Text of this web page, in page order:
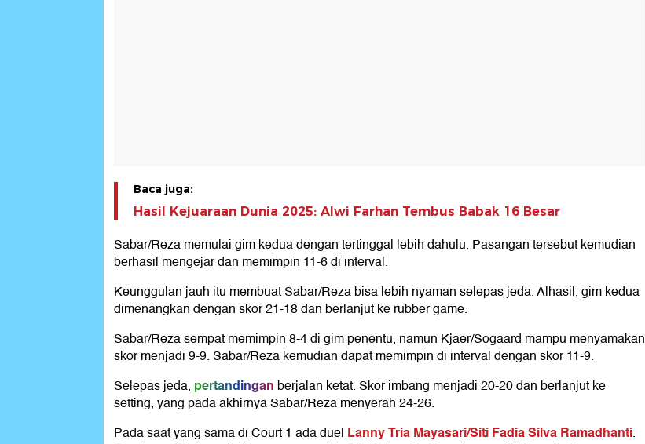
Baca juga:
Hasil Kejuaraan Dunia 2025: Alwi Farhan Tembus Babak 16 Besar
Sabar/Reza memulai gim kedua dengan tertinggal lebih dahulu. Pasangan tersebut kemudian
berhasil mengejar dan memimpin 11-6 di interval.
Keunggulan jauh itu membuat Sabar/Reza bisa lebih nyaman selepas jeda. Alhasil, gim kedua
dimenangkan dengan skor 21-18 dan berlanjut ke rubber game.
Sabar/Reza sempat memimpin 8-4 di gim penentu, namun Kjaer/Sogaard mampu menyamakan
skor menjadi 9-9. Sabar/Reza kemudian dapat memimpin di interval dengan skor 11-9.
Selepas jeda, pertandingan berjalan ketat. Skor imbang menjadi 20-20 dan berlanjut ke
setting, yang pada akhirnya Sabar/Reza menyerah 24-26.
Pada saat yang sama di Court 1 ada duel Lanny Tria Mayasari/Siti Fadia Silva Ramadhanti.